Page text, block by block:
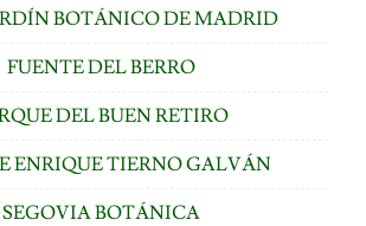
BOTÁNICO DE MADRID
FUENTE DEL BERRO
DEL BUEN RETIRO
ENRIQUE TIERNO GALVÁN
SEGOVIA BOTÁNICA